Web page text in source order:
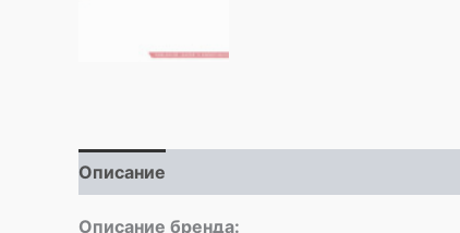
Описание
Описание бренда: